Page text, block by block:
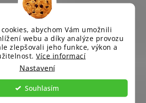
cookies, abychom Vám umožnili
webu a díky analýze provozu
zlepšovali jeho funkce, výkon a
Více informací
Nastavení
Souhlasím